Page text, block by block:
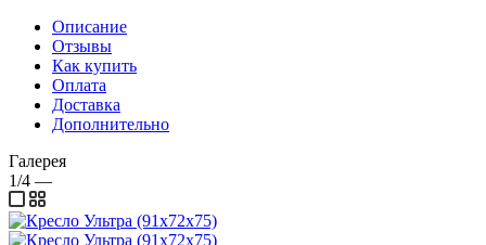
Описание
Отзывы
Как купить
Оплата
Доставка
Дополнительно
Галерея
1/4 —